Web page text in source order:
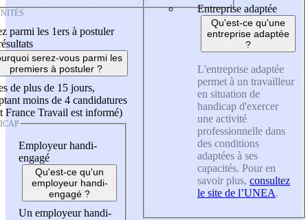
parmi les 1ers à postuler
serez-vous parmi les
premiers à postuler ?
de plus de 15 jours,
moins de 4 candidatures
France Travail est informé)
Employeur handi-
engagé
Qu'est-ce qu'un
employeur handi-
engagé ?
Un employeur handi-
Entreprise adaptée
Qu'est-ce qu'une
entreprise adaptée
?
L'entreprise adaptée
permet à un travailleur
en situation de
handicap d'exercer
une activité
professionnelle dans
des conditions
adaptées à ses
capacités. Pour en
savoir plus, consultez
le site de l’UNEA.